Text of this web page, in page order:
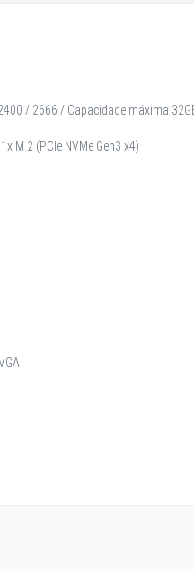
/ 2666 / Capacidade máxima
M.2 (PCIe NVMe Gen3 x4)